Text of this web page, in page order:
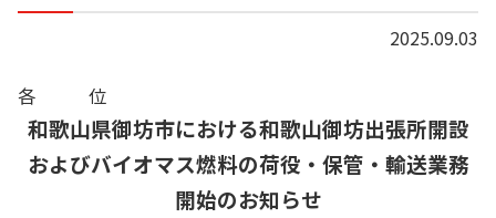
2025.09.03
各 位
和歌山県御坊市における和歌山御坊出張所開設
およびバイオマス燃料の荷役・保管・輸送業務
開始のお知らせ